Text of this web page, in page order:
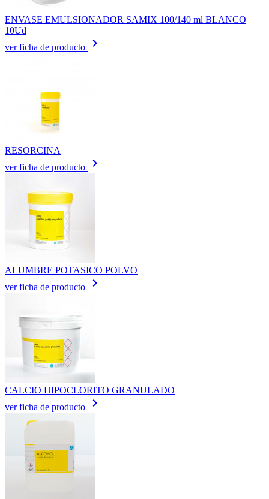
ENVASE EMULSIONADOR SAMIX 100/140 ml BLANCO
10Ud
ver ficha de producto
keyboard_arrow_right
RESORCINA
ver ficha de producto
keyboard_arrow_right
ALUMBRE POTASICO POLVO
ver ficha de producto
keyboard_arrow_right
CALCIO HIPOCLORITO GRANULADO
ver ficha de producto
keyboard_arrow_right